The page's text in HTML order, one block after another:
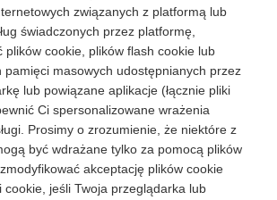
związanych z platformą lub
świadczonych przez platformę,
plików cookie, plików flash cookie lub
pamięci masowych udostępnianych przez
lub powiązane aplikacje (łącznie pliki
Ci spersonalizowane wrażenia
Prosimy o zrozumienie, że niektóre z
być wdrażane tylko za pomocą plików
akceptację plików cookie
cookie, jeśli Twoja przeglądarka lub